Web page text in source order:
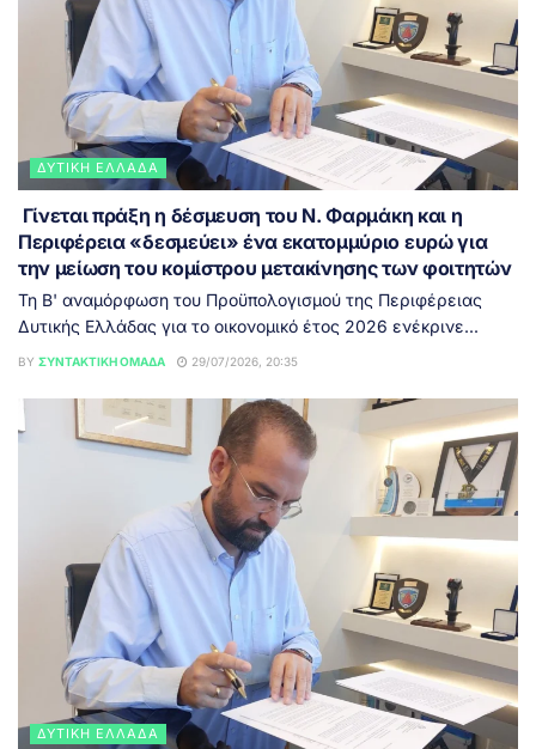
ΔΥΤΙΚΉ ΕΛΛΆΔΑ
Γίνεται πράξη η δέσμευση του Ν. Φαρμάκη και η
Περιφέρεια «δεσμεύει» ένα εκατομμύριο ευρώ για
την μείωση του κομίστρου μετακίνησης των φοιτητών
Τη Β' αναμόρφωση του Προϋπολογισμού της Περιφέρειας
Δυτικής Ελλάδας για το οικονομικό έτος 2026 ενέκρινε...
BY ΣΥΝΤΑΚΤΙΚΉ ΟΜΆΔΑ 29/07/2026, 20:35
ΔΥΤΙΚΉ ΕΛΛΆΔΑ